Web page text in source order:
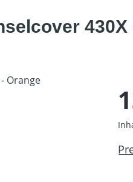
430X